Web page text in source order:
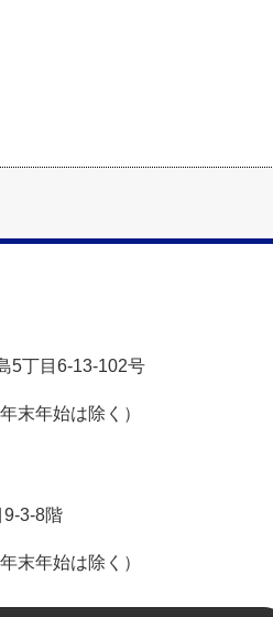
5丁目6-13-102号
末年始は除く）
9-3-8階
末年始は除く）